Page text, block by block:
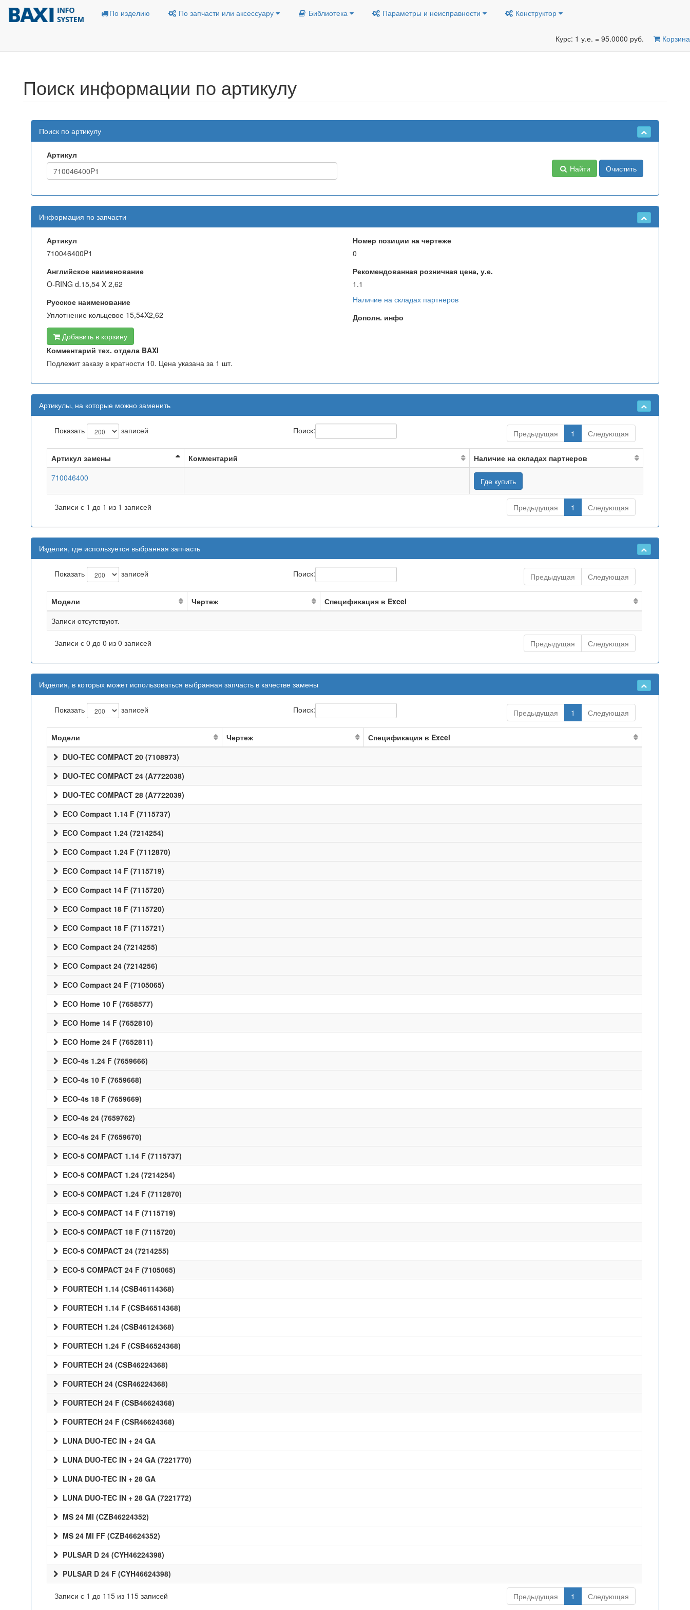
По изделию По запчасти или аксессуару Библиотека Параметры и неисправности Конструктор
Курс: 1 у.е. = 95.0000 руб. Корзина
Поиск информации по артикулу
Поиск по артикулу
Артикул
Найти
Очистить
Информация по запчасти
Артикул
710046400P1
Английское наименование
O-RING d.15,54 X 2,62
Русское наименование
Уплотнение кольцевое 15,54X2,62
Добавить в корзину
Номер позиции на чертеже
0
Рекомендованная розничная цена, у.е.
1.1
Наличие на складах партнеров
Дополн. инфо
Комментарий тех. отдела BAXI
Подлежит заказу в кратности 10. Цена указана за 1 шт.
Артикулы, на которые можно заменить
Показать записей Поиск: Предыдущая 1 Следующая
Артикул замены Комментарий
Наличие на складах партнеров
710046400
Где купить
Записи с 1 до 1 из 1 записей Предыдущая 1 Следующая
Изделия, где используется выбранная запчасть
Показать записей Поиск: Предыдущая Следующая
Модели Чертеж
Спецификация в Excel
Записи отсутствуют.
Записи с 0 до 0 из 0 записей Предыдущая Следующая
Изделия, в которых может использоваться выбранная запчасть в качестве замены
Показать записей Поиск: Предыдущая 1 Следующая
Модели Чертеж
Спецификация в Excel
DUO-TEC COMPACT 20 (7108973)
DUO-TEC COMPACT 24 (A7722038)
DUO-TEC COMPACT 28 (A7722039)
ECO Compact 1.14 F (7115737)
ECO Compact 1.24 (7214254)
ECO Compact 1.24 F (7112870)
ECO Compact 14 F (7115719)
ECO Compact 14 F (7115720)
ECO Compact 18 F (7115720)
ECO Compact 18 F (7115721)
ECO Compact 24 (7214255)
ECO Compact 24 (7214256)
ECO Compact 24 F (7105065)
ECO Home 10 F (7658577)
ECO Home 14 F (7652810)
ECO Home 24 F (7652811)
ECO-4s 1.24 F (7659666)
ECO-4s 10 F (7659668)
ECO-4s 18 F (7659669)
ECO-4s 24 (7659762)
ECO-4s 24 F (7659670)
ECO-5 COMPACT 1.14 F (7115737)
ECO-5 COMPACT 1.24 (7214254)
ECO-5 COMPACT 1.24 F (7112870)
ECO-5 COMPACT 14 F (7115719)
ECO-5 COMPACT 18 F (7115720)
ECO-5 COMPACT 24 (7214255)
ECO-5 COMPACT 24 F (7105065)
FOURTECH 1.14 (CSB46114368)
FOURTECH 1.14 F (CSB46514368)
FOURTECH 1.24 (CSB46124368)
FOURTECH 1.24 F (CSB46524368)
FOURTECH 24 (CSB46224368)
FOURTECH 24 (CSR46224368)
FOURTECH 24 F (CSB46624368)
FOURTECH 24 F (CSR46624368)
LUNA DUO-TEC IN + 24 GA
LUNA DUO-TEC IN + 24 GA (7221770)
LUNA DUO-TEC IN + 28 GA
LUNA DUO-TEC IN + 28 GA (7221772)
MS 24 MI (CZB46224352)
MS 24 MI FF (CZB46624352)
PULSAR D 24 (CYH46224398)
PULSAR D 24 F (CYH46624398)
Записи с 1 до 115 из 115 записей Предыдущая 1 Следующая